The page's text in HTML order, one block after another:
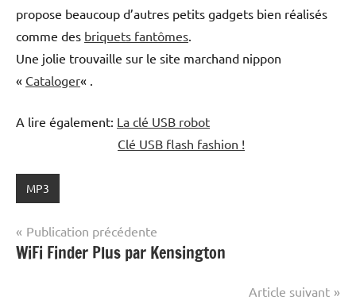
propose beaucoup d’autres petits gadgets bien réalisés
comme des briquets fantômes
Une jolie trouvaille sur le site marchand nippon
« Cataloger« .
A lire également: La clé USB robot
Clé USB flash fashion !
MP3
Navigation
de
Publication précédente
WiFi Finder Plus par Kensington
Article suivant